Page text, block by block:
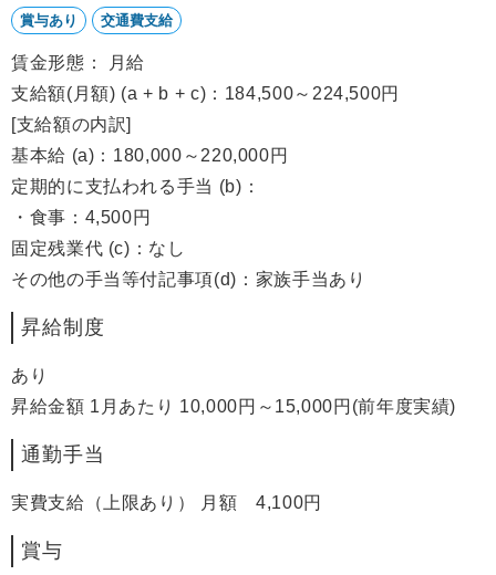
賞与あり 交通費支給
賃金形態： 月給
支給額(月額) (a + b + c)：184,500～224,500円
[支給額の内訳]
基本給 (a)：180,000～220,000円
定期的に支払われる手当 (b)：
・食事：4,500円
固定残業代 (c)：なし
その他の手当等付記事項(d)：家族手当あり
昇給制度
あり
昇給金額 1月あたり 10,000円～15,000円(前年度実績)
通勤手当
実費支給（上限あり） 月額 4,100円
賞与